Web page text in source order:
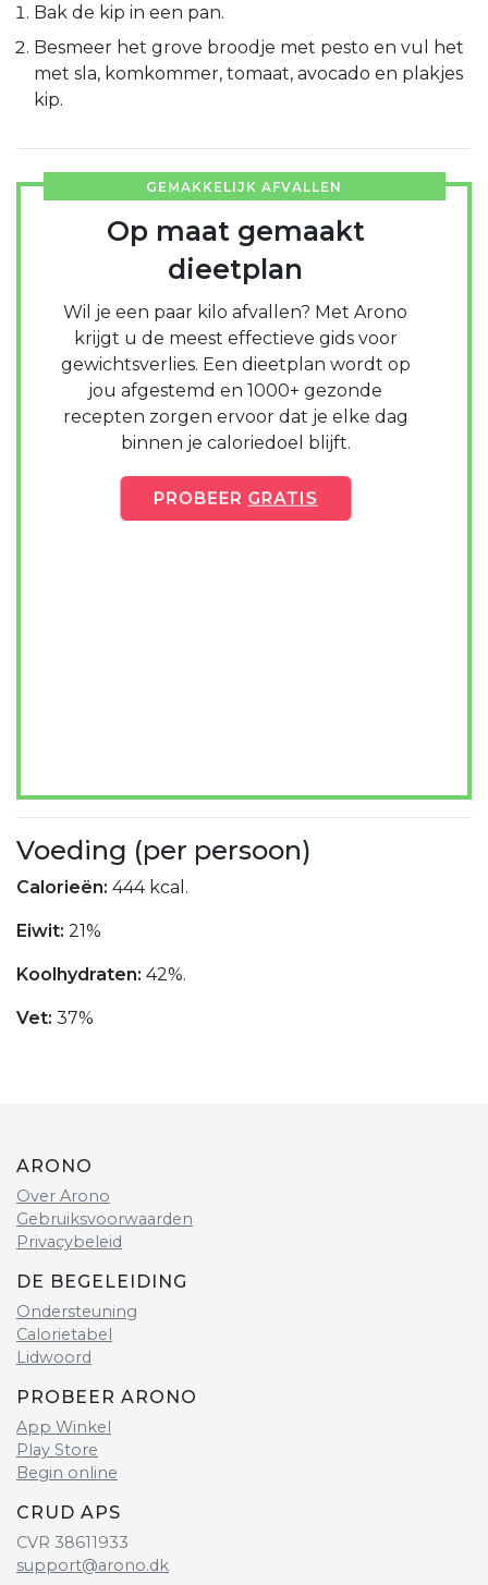
Bak de kip in een pan.
Besmeer het grove broodje met pesto en vul het
met sla, komkommer, tomaat, avocado en plakjes
kip.
GEMAKKELIJK AFVALLEN
Op maat gemaakt
dieetplan
Wil je een paar kilo afvallen? Met Arono
krijgt u de meest effectieve gids voor
gewichtsverlies. Een dieetplan wordt op
jou afgestemd en 1000+ gezonde
recepten zorgen ervoor dat je elke dag
binnen je caloriedoel blijft.
PROBEER GRATIS
Voeding (per persoon)
Calorieën: 444 kcal.
Eiwit: 21%
Koolhydraten: 42%.
Vet: 37%
ARONO
Over Arono
Gebruiksvoorwaarden
Privacybeleid
DE BEGELEIDING
Ondersteuning
Calorietabel
Lidwoord
PROBEER ARONO
App Winkel
Play Store
Begin online
CRUD APS
CVR 38611933
support@arono.dk